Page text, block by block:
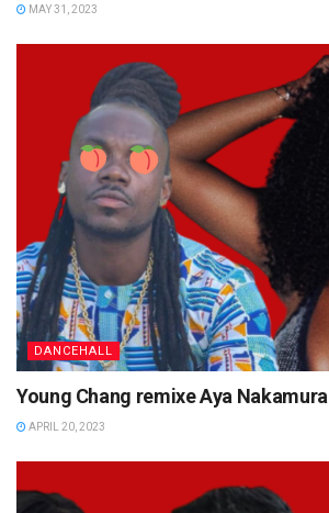
MAY 31, 2023
DANCEHALL
Young Chang remixe Aya Nakamura
APRIL 20, 2023